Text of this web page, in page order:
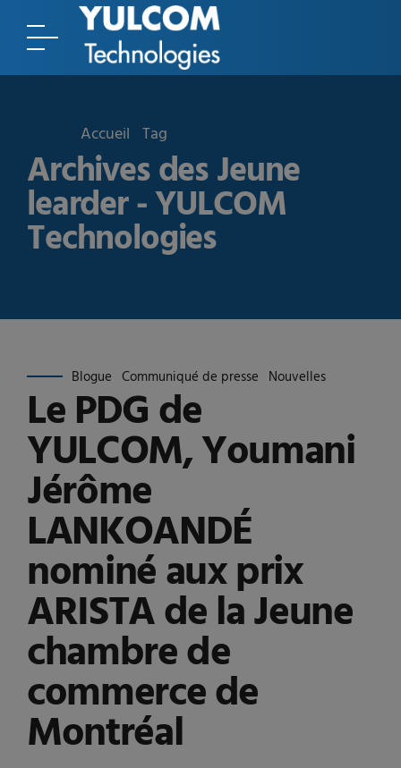
Accueil Tag
Archives des Jeune
learder - YULCOM
Technologies
Blogue Communiqué de presse Nouvelles
Le PDG de
YULCOM, Youmani
Jérôme
LANKOANDÉ
nominé aux prix
ARISTA de la Jeune
chambre de
commerce de
Montréal